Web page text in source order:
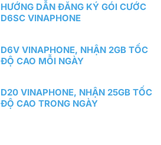
HƯỚNG DẪN ĐĂNG KÝ GÓI CƯỚC
D6SC VINAPHONE
D6V VINAPHONE, NHẬN 2GB TỐC
ĐỘ CAO MỖI NGÀY
D20 VINAPHONE, NHẬN 25GB TỐC
ĐỘ CAO TRONG NGÀY